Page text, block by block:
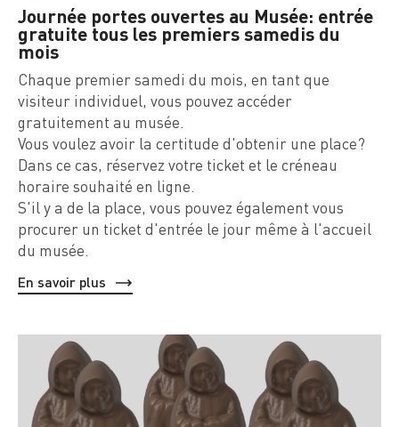
Journée portes ouvertes au Musée: entrée
gratuite tous les premiers samedis du
mois
Chaque premier samedi du mois, en tant que
visiteur individuel, vous pouvez accéder
gratuitement au musée.
Vous voulez avoir la certitude d'obtenir une place?
Dans ce cas, réservez votre ticket et le créneau
horaire souhaité en ligne.
S'il y a de la place, vous pouvez également vous
procurer un ticket d'entrée le jour même à l'accueil
du musée.
En savoir plus